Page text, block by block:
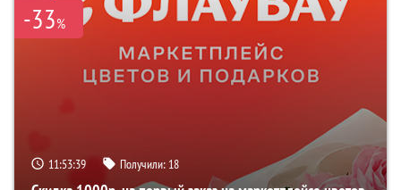
-33%
11:53:38 Получили: 18